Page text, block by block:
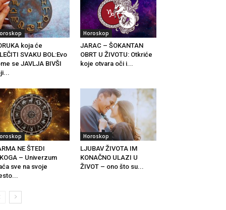
koja će
SVAKU BOL:Evo
se JAVLJA BIVŠI
Horoskop
JARAC – ŠOKANTAN
OBRT U ŽIVOTU: Otkriće
koje otvara oči i...
NE ŠTEDI
– Univerzum
sve na svoje
Horoskop
LJUBAV ŽIVOTA IM
KONAČNO ULAZI U
ŽIVOT – ono što su...